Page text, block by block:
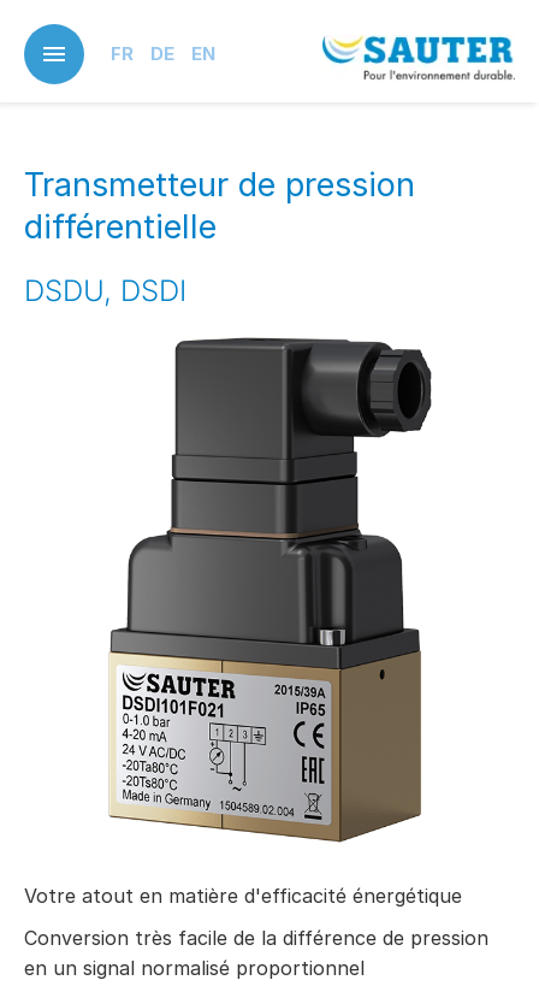
main
content
FR DE EN
Transmetteur de pression
différentielle
DSDU, DSDI
Votre atout en matière d'efficacité énergétique
Conversion très facile de la différence de pression
en un signal normalisé proportionnel